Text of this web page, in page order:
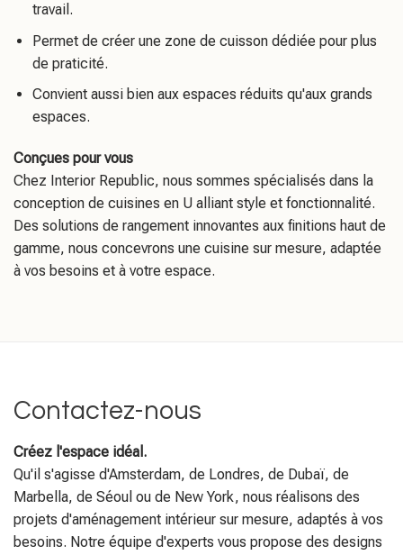
travail.
Permet de créer une zone de cuisson dédiée pour plus
de praticité.
Convient aussi bien aux espaces réduits qu'aux grands
espaces.
Conçues pour vous
Chez Interior Republic, nous sommes spécialisés dans la
conception de cuisines en U alliant style et fonctionnalité.
Des solutions de rangement innovantes aux finitions haut de
gamme, nous concevrons une cuisine sur mesure, adaptée
à vos besoins et à votre espace.
Contactez-nous
Créez l'espace idéal.
Qu'il s'agisse d'Amsterdam, de Londres, de Dubaï, de
Marbella, de Séoul ou de New York, nous réalisons des
projets d'aménagement intérieur sur mesure, adaptés à vos
besoins. Notre équipe d'experts vous propose des designs